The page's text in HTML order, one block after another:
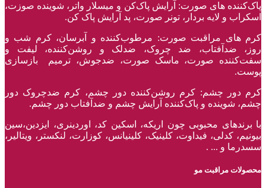
پاک‌کننده ‌های صورت: آرایش پاک‌کن و میسلار واتر، شوینده صوزت،
اسکراب و لایه بردار، تونر صورت، پد آرایش پاک کن.
کرم های مراقبت صورت: مرطوب‌کننده و آبرسان، کرم شب و
روز، ضدآفتاب، ضد چروک، ضدلک و روشن‌کننده، لیفت و
سفت‌کننده صورت، ماسک صورت، ضدجوش، ترمیم بازسازی
پوست.
کرم دور چشم: کرم روشن‌کننده دور چشم، کرم ضدچروک دور
چشم، شوینده و پاک‌کننده آرایش چشم و ضدآفتاب دور چشم.
با برند‌های محبوبی چون اریکه، اسکین کد، اوردینری، ایزدین،سین
بیونیم، کدلی، فیداوت، کلینیک، کلینیانس، کوزارت، لنکستر، ویتالیر،
سسدرما و ... .
محصولات مراقبت مو